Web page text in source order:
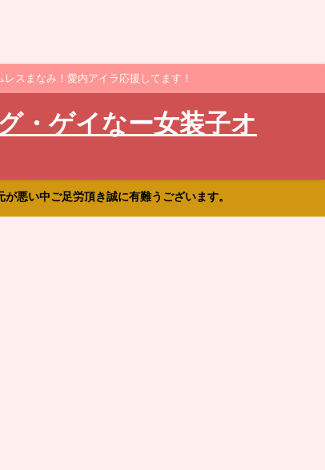
スまなみ！愛内アイラ応援してます！
・ゲイなー女装子オ
悪い中ご足労頂き誠に有難うございます。